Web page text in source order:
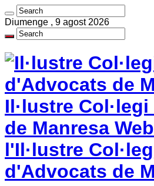
Diumenge , 9 agost 2026
Il·lustre
de Manresa
l'Il·lustre
d'Advocats de